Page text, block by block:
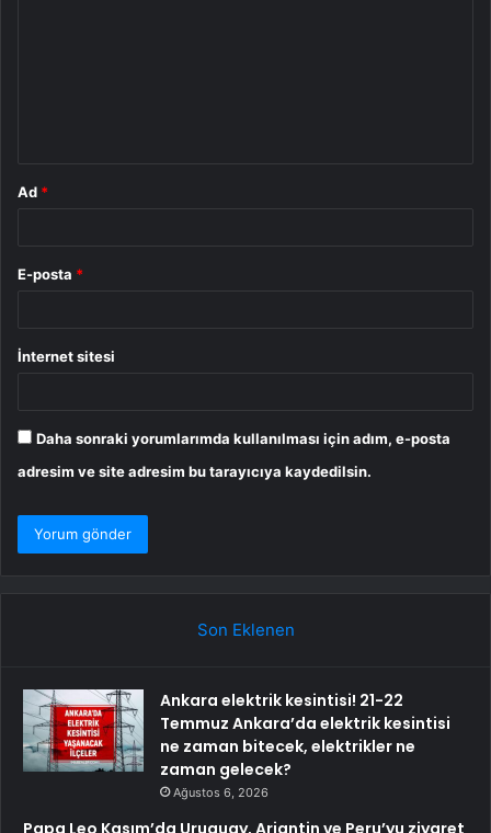
Ad *
E-posta *
İnternet sitesi
Daha sonraki yorumlarımda kullanılması için adım, e-posta
adresim ve site adresim bu tarayıcıya kaydedilsin.
Son Eklenen
Ankara elektrik kesintisi! 21-22
Temmuz Ankara’da elektrik kesintisi
ne zaman bitecek, elektrikler ne
zaman gelecek?
Ağustos 6, 2026
Papa Leo Kasım’da Uruguay, Arjantin ve Peru’yu ziyaret